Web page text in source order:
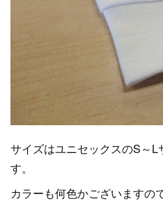
サイズはユニセックスのS～L
す。
カラーも何色かございますの